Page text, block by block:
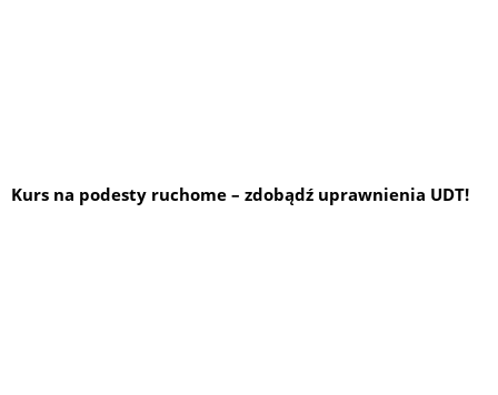
Kurs na podesty ruchome – zdobądź uprawnienia UDT!